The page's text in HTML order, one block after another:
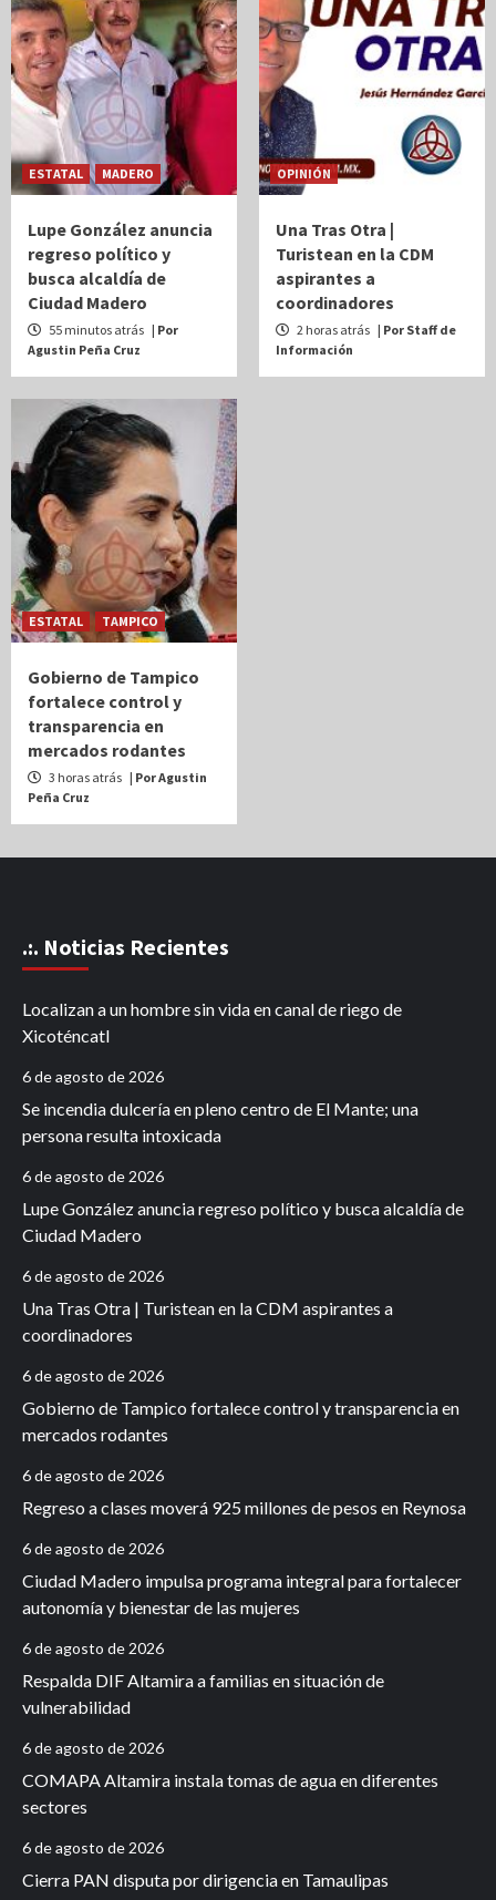
ESTATAL MADERO
Lupe González anuncia
regreso político y
busca alcaldía de
Ciudad Madero
55 minutos atrás | Por
Agustin Peña Cruz
OPINIÓN
Una Tras Otra |
Turistean en la CDM
aspirantes a
coordinadores
2 horas atrás | Por Staff de
Información
ESTATAL TAMPICO
Gobierno de Tampico
fortalece control y
transparencia en
mercados rodantes
3 horas atrás | Por Agustin
Peña Cruz
.:. Noticias Recientes
Localizan a un hombre sin vida en canal de riego de
Xicoténcatl
6 de agosto de 2026
Se incendia dulcería en pleno centro de El Mante; una
persona resulta intoxicada
6 de agosto de 2026
Lupe González anuncia regreso político y busca alcaldía de
Ciudad Madero
6 de agosto de 2026
Una Tras Otra | Turistean en la CDM aspirantes a
coordinadores
6 de agosto de 2026
Gobierno de Tampico fortalece control y transparencia en
mercados rodantes
6 de agosto de 2026
Regreso a clases moverá 925 millones de pesos en Reynosa
6 de agosto de 2026
Ciudad Madero impulsa programa integral para fortalecer
autonomía y bienestar de las mujeres
6 de agosto de 2026
Respalda DIF Altamira a familias en situación de
vulnerabilidad
6 de agosto de 2026
COMAPA Altamira instala tomas de agua en diferentes
sectores
6 de agosto de 2026
Cierra PAN disputa por dirigencia en Tamaulipas